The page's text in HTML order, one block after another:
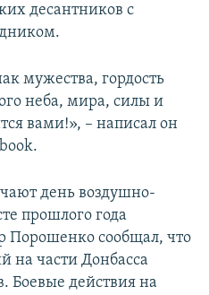
десантников с
мужества, гордость
неба, мира, силы и
вами!», – написал он
день воздушно-
прошлого года
Порошенко сообщал, что
на части Донбасса
Боевые действия на